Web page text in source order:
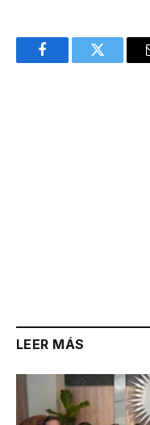
FacebookTwitter
LEER MÁS